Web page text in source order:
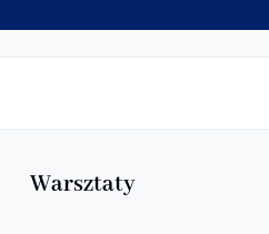
Warsztaty